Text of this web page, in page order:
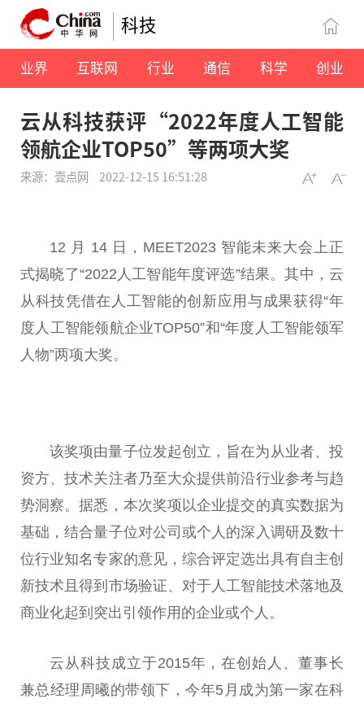
科技
业界 互联网 行业 通信 科学 创业
云从科技获评“2022年度人工智能
领航企业TOP50”等两项大奖
来源：壹点网 2022-12-15 16:51:28
12 月 14 日，MEET2023 智能未来大会上正
式揭晓了“2022人工智能年度评选”结果。其中，云
从科技凭借在人工智能的创新应用与成果获得“年
度人工智能领航企业TOP50”和“年度人工智能领军
人物”两项大奖。
该奖项由量子位发起创立，旨在为从业者、投
资方、技术关注者乃至大众提供前沿行业参考与趋
势洞察。据悉，本次奖项以企业提交的真实数据为
基础，结合量子位对公司或个人的深入调研及数十
位行业知名专家的意见，综合评定选出具有自主创
新技术且得到市场验证、对于人工智能技术落地及
商业化起到突出引领作用的企业或个人。
云从科技成立于2015年，在创始人、董事长
兼总经理周曦的带领下，今年5月成为第一家在科